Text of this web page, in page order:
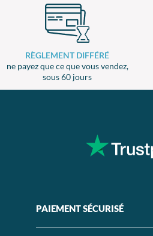
RÈGLEMENT DIFFÉRÉ
ne payez que ce que vous vendez,
sous 60 jours
PAIEMENT SÉCURISÉ